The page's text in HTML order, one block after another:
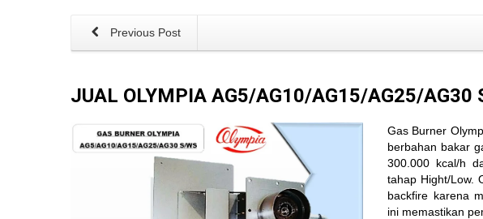
Previous Post
JUAL OLYMPIA AG5/AG10/AG15/AG25/AG30
Gas Burner
berbahan bakar
300.000 kcal/h
tahap Hight/Low.
backfire karena
ini memastikan